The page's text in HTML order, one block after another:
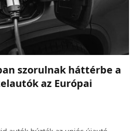
szorulnak háttérbe a
az Európai